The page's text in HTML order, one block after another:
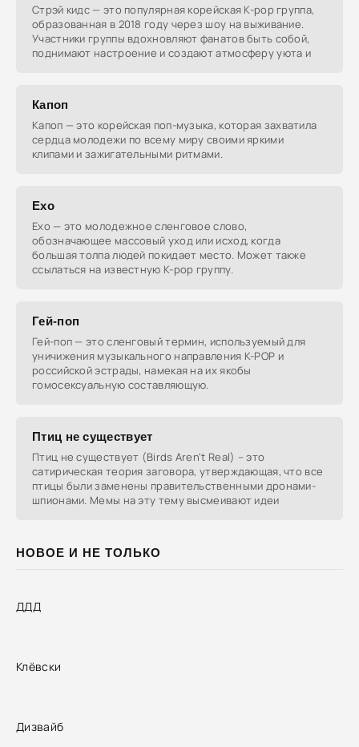
НОВОЕ И НЕ ТОЛЬКО
ДДД
Клёвски
Дизвайб
Стрэй кидс — это популярная корейская K-pop группа,
образованная в 2018 году через шоу на выживание.
Участники группы вдохновляют фанатов быть собой,
поднимают настроение и создают атмосферу уюта и
Капоп
Капоп — это корейская поп-музыка, которая захватила
сердца молодежи по всему миру своими яркими
клипами и зажигательными ритмами.
Exo
Exo — это молодежное сленговое слово,
обозначающее массовый уход или исход, когда
большая толпа людей покидает место. Может также
ссылаться на известную K-pop группу.
Гей-поп
Гей-поп — это сленговый термин, используемый для
уничижения музыкального направления K-POP и
российской эстрады, намекая на их якобы
гомосексуальную составляющую.
Птиц не существует
Птиц не существует (Birds Aren't Real) – это
сатирическая теория заговора, утверждающая, что все
птицы были заменены правительственными дронами-
шпионами. Мемы на эту тему высмеивают идеи